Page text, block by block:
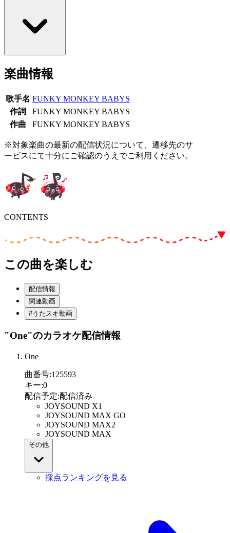
楽曲情報
歌手名 FUNKY MONKEY BABYS
作詞
FUNKY MONKEY BABYS
作曲
FUNKY MONKEY BABYS
※対象楽曲の最新の配信状況について、遷移先のサ
ービスにて十分にご確認のうえでご利用ください。
CONTENTS
この曲を楽しむ
配信情報
関連動画
#うたスキ動画
"One"のカラオケ配信情報
One
曲番号:125593
キー:0
配信予定:配信済み
JOYSOUND X1
JOYSOUND MAX GO
JOYSOUND MAX2
JOYSOUND MAX
その他
採点ランキングを見る